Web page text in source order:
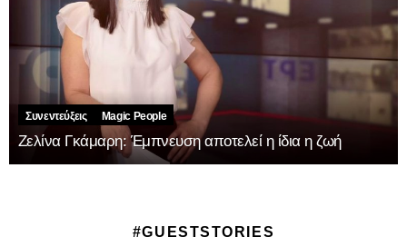
Συνεντεύξεις Magic People
Ζελίνα Γκάμαρη: Έμπνευση αποτελεί η ίδια η ζωή
#GUESTSTORIES